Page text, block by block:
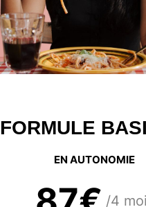
FORMULE
EN AUTONOMIE
/4